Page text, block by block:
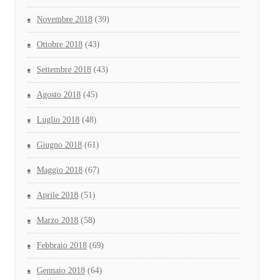
Novembre 2018 (39)
Ottobre 2018 (43)
Settembre 2018 (43)
Agosto 2018 (45)
Luglio 2018 (48)
Giugno 2018 (61)
Maggio 2018 (67)
Aprile 2018 (51)
Marzo 2018 (58)
Febbraio 2018 (69)
Gennaio 2018 (64)